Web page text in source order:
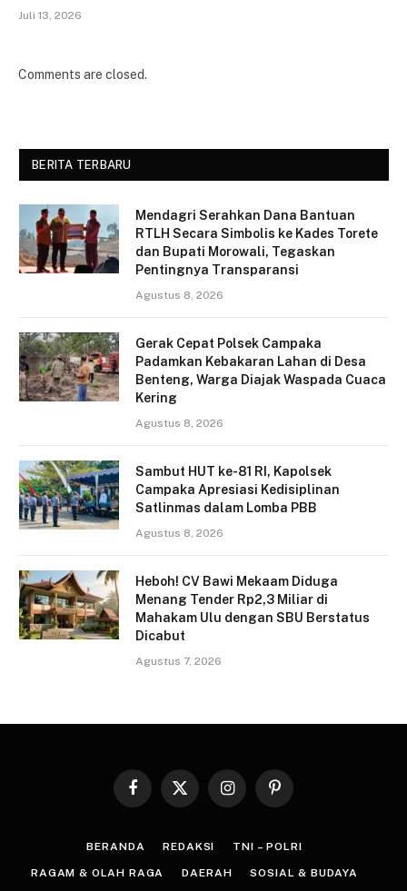
Juli 13, 2026
Comments are closed.
BERITA TERBARU
Mendagri Serahkan Dana Bantuan
RTLH Secara Simbolis ke Kades Torete
dan Bupati Morowali, Tegaskan
Pentingnya Transparansi
Agustus 8, 2026
Gerak Cepat Polsek Campaka
Padamkan Kebakaran Lahan di Desa
Benteng, Warga Diajak Waspada Cuaca
Kering
Agustus 8, 2026
Sambut HUT ke-81 RI, Kapolsek
Campaka Apresiasi Kedisiplinan
Satlinmas dalam Lomba PBB
Agustus 8, 2026
Heboh! CV Bawi Mekaam Diduga
Menang Tender Rp2,3 Miliar di
Mahakam Ulu dengan SBU Berstatus
Dicabut
Agustus 7, 2026
Facebook
X
InstagramPinterest
BERANDA REDAKSI TNI – POLRI
RAGAM & OLAH RAGA DAERAH SOSIAL & BUDAYA